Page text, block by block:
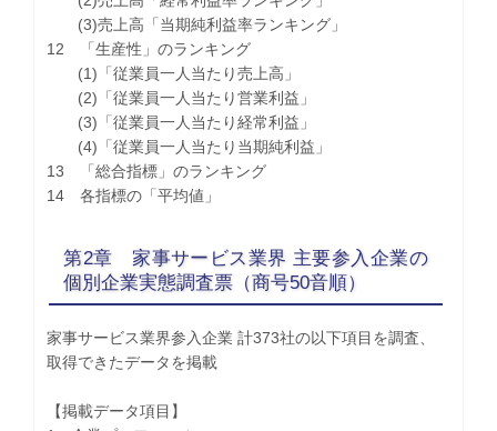
(3)売上高「当期純利益率ランキング」
12 「生産性」のランキング
(1)「従業員一人当たり売上高」
(2)「従業員一人当たり営業利益」
(3)「従業員一人当たり経常利益」
(4)「従業員一人当たり当期純利益」
13 「総合指標」のランキング
14 各指標の「平均値」
第2章 家事サービス業界 主要参入企業の
個別企業実態調査票（商号50音順）
家事サービス業界参入企業 計373社の以下項目を調査、
取得できたデータを掲載
【掲載データ項目】